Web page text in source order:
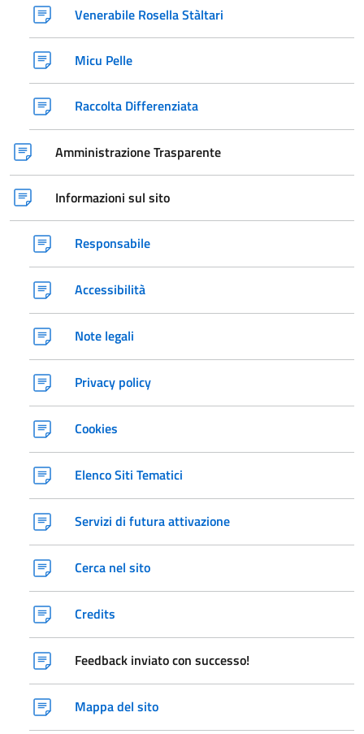
Venerabile Rosella Stàltari
Micu Pelle
Raccolta Differenziata
Amministrazione Trasparente
Informazioni sul sito
Responsabile
Accessibilità
Note legali
Privacy policy
Cookies
Elenco Siti Tematici
Servizi di futura attivazione
Cerca nel sito
Credits
Feedback inviato con successo!
Mappa del sito